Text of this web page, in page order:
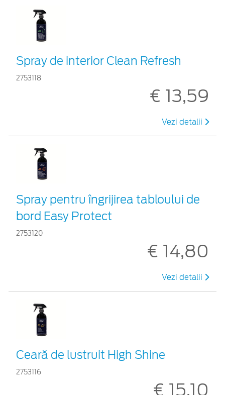
Spray de interior Clean Refresh
2753118
€ 13,59
Vezi detalii
Spray pentru îngrijirea tabloului de
bord Easy Protect
2753120
€ 14,80
Vezi detalii
Ceară de lustruit High Shine
2753116
€ 15,10